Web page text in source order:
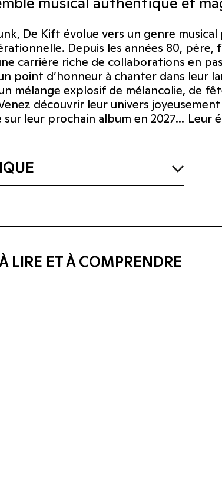
De Kift évolue vers un genre
Depuis les années 80,
carrière riche de collaborations en
point d’honneur à chanter dans leur
mélange explosif de mélancolie, de
découvrir leur univers
sur leur prochain album en 2027… Leur
LIRE ET À COMPRENDRE